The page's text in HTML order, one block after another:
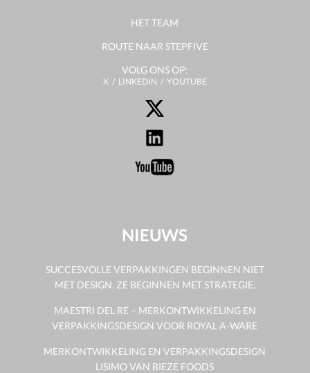
HET TEAM
ROUTE NAAR STEPFIVE
VOLG ONS OP:
X LINKEDIN YOUTUBE
NIEUWS
SUCCESVOLLE VERPAKKINGEN BEGINNEN NIET
MET DESIGN. ZE BEGINNEN MET STRATEGIE.
MAESTRI DEL RE – MERKONTWIKKELING EN
VERPAKKINGSDESIGN VOOR ROYAL A-WARE
MERKONTWIKKELING EN VERPAKKINGSDESIGN
LISIMO VAN BIEZE FOODS